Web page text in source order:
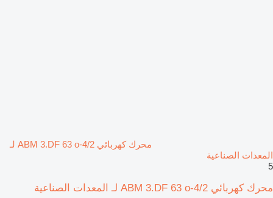
محرك كهربائي ABM 3.DF 63 o-4/2 لـ
المعدات الصناعية
5
محرك كهربائي ABM 3.DF 63 o-4/2 لـ المعدات الصناعية